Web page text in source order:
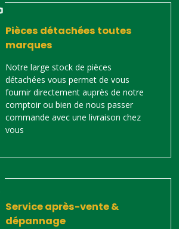
Pièces détachées toutes
marques
Notre large stock de pièces
détachées vous permet de vous
fournir directement auprès de notre
comptoir ou bien de nous passer
commande avec une livraison chez
vous
Service après-vente &
dépannage